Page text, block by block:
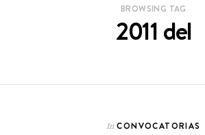
BROWSING TAG
2011 del
In CONVOCATORIAS